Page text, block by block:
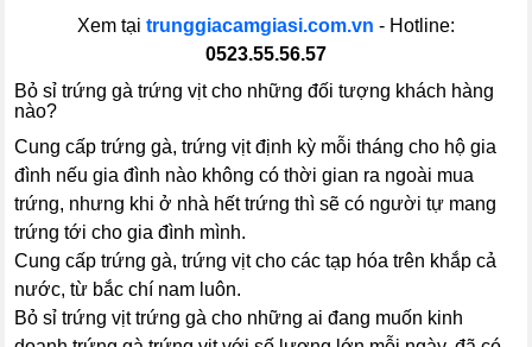
Xem tại trunggiacamgiasi.com.vn - Hotline:
0523.55.56.57
Bỏ sỉ trứng gà trứng vịt cho những đối tượng khách hàng
nào?
Cung cấp trứng gà, trứng vịt định kỳ mỗi tháng cho hộ gia
đình nếu gia đình nào không có thời gian ra ngoài mua
trứng, nhưng khi ở nhà hết trứng thì sẽ có người tự mang
trứng tới cho gia đình mình.
Cung cấp trứng gà, trứng vịt cho các tạp hóa trên khắp cả
nước, từ bắc chí nam luôn.
Bỏ sỉ trứng vịt trứng gà cho những ai đang muốn kinh